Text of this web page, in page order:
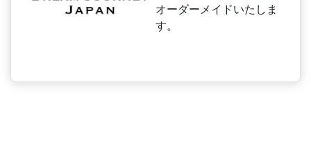
オーダーメイドいたしま
す。